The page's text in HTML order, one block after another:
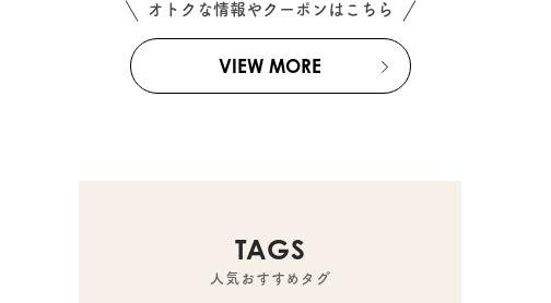
オトクな情報やクーポンはこちら
VIEW MORE
TAGS
人気おすすめタグ